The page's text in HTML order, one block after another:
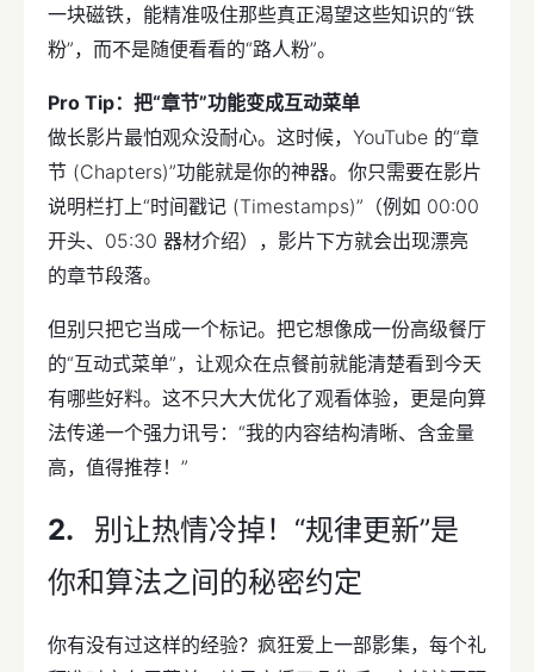
一块磁铁，能精准吸住那些真正渴望这些知识的“铁
粉”，而不是随便看看的“路人粉”。
Pro Tip：把“章节”功能变成互动菜单
做长影片最怕观众没耐心。这时候，YouTube 的“章
节 (Chapters)”功能就是你的神器。你只需要在影片
说明栏打上“时间戳记 (Timestamps)”（例如 00:00
开头、05:30 器材介绍），影片下方就会出现漂亮
的章节段落。
但别只把它当成一个标记。把它想像成一份高级餐厅
的“互动式菜单”，让观众在点餐前就能清楚看到今天
有哪些好料。这不只大大优化了观看体验，更是向算
法传递一个强力讯号：“我的内容结构清晰、含金量
高，值得推荐！”
别让热情冷掉！“规律更新”是
你和算法之间的秘密约定
你有没有过这样的经验？疯狂爱上一部影集，每个礼